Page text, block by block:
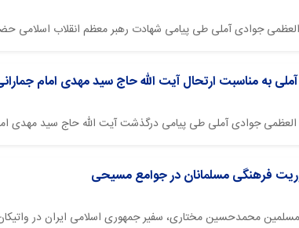
العظمی جوادی آملی طی پیامی شهادت رهبر معظم انقلاب اسلامی
به مناسبت ارتحال آيت الله حاج سید مهدی امام
العظمی جوادی آملی طی پیامی درگذشت آيت الله حاج سید مهدی
فرهنگی مسلمانان در جوامع مسیحی
محمدحسین مختاری، سفیر جمهوری اسلامی ایران در